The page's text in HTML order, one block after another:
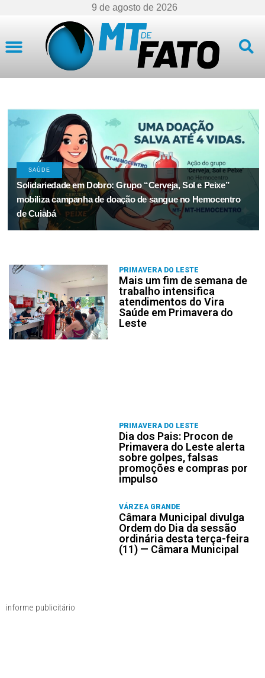
9 de agosto de 2026
RONDONÓPOLIS
Prefeitura de Rondonópolis lamenta morte do médico
Maurício Alves
PRIMAVERA DO LESTE
Mais um fim de semana de
trabalho intensifica
atendimentos do Vira
Saúde em Primavera do
Leste
PRIMAVERA DO LESTE
Dia dos Pais: Procon de
Primavera do Leste alerta
sobre golpes, falsas
promoções e compras por
impulso
VÁRZEA GRANDE
Câmara Municipal divulga
Ordem do Dia da sessão
ordinária desta terça-feira
(11) — Câmara Municipal
informe publicitário